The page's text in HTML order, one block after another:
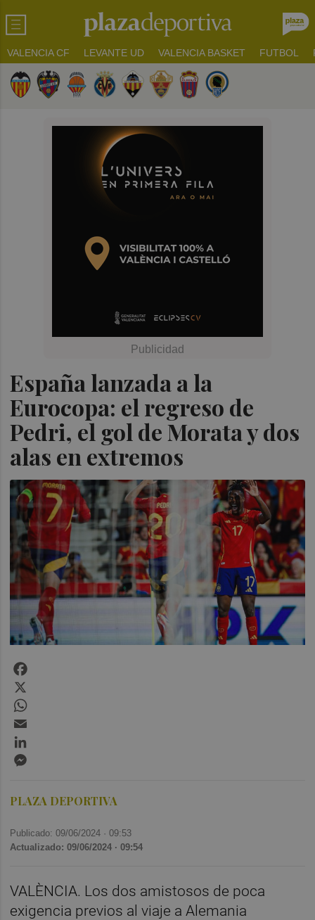
VALENCIA CF LEVANTE UD VALENCIA BASKET FUTBOL
España lanzada a la
Eurocopa: el regreso de
Pedri, el gol de Morata y dos
alas en extremos
PLAZA DEPORTIVA
Publicado: 09/06/2024 ·09:53
Actualizado: 09/06/2024 · 09:54
VALÈNCIA. Los dos amistosos de poca
exigencia previos al viaje a Alemania